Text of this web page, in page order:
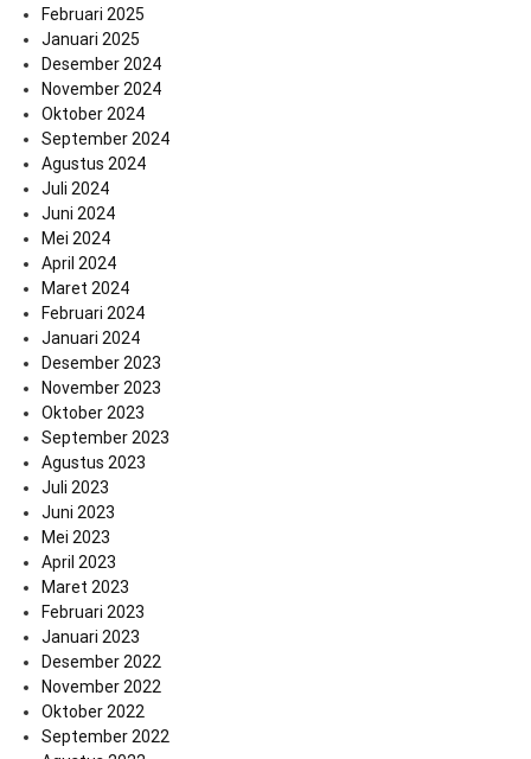
Februari 2025
Januari 2025
Desember 2024
November 2024
Oktober 2024
September 2024
Agustus 2024
Juli 2024
Juni 2024
Mei 2024
April 2024
Maret 2024
Februari 2024
Januari 2024
Desember 2023
November 2023
Oktober 2023
September 2023
Agustus 2023
Juli 2023
Juni 2023
Mei 2023
April 2023
Maret 2023
Februari 2023
Januari 2023
Desember 2022
November 2022
Oktober 2022
September 2022